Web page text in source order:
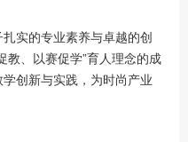
实的专业素养与卓越的创
教、以赛促学”育人理念的成
创新与实践，为时尚产业